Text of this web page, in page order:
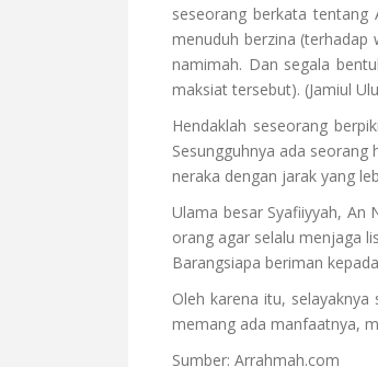
seseorang berkata tentang
menuduh berzina (terhadap
namimah. Dan segala
maksiat tersebut). (Jamiul
Hendaklah seseorang
Sesungguhnya ada
neraka dengan jarak yang
Ulama besar Syafiiyyah, An
orang agar selalu menjaga
Barangsiapa beriman
Oleh karena itu,
memang ada manfaatnya,
Sumber: Arrahmah.com